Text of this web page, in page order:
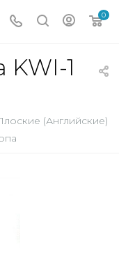
0
KWI-1
(Английские)